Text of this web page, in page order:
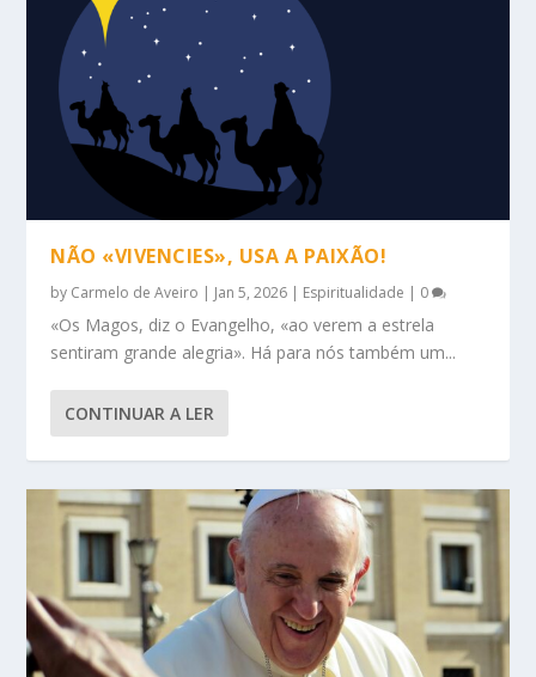
NÃO «VIVENCIES», USA A PAIXÃO!
by Carmelo de Aveiro | Jan 5, 2026 | Espiritualidade | 0
«Os Magos, diz o Evangelho, «ao verem a estrela
sentiram grande alegria». Há para nós também um...
CONTINUAR A LER